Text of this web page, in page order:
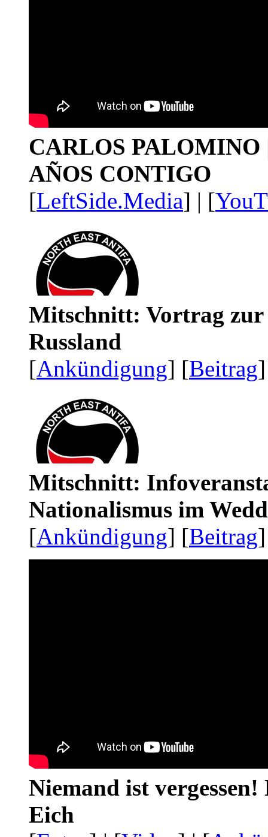
CARLOS PALOMINO
AÑOS CONTIGO
[LeftSide.Media] | [
Mitschnitt: Vortrag zur
Russland
[Ankündigung] [Beitrag
Mitschnitt:
Nationalismus im
[Ankündigung] [Beitrag
Niemand ist
Eich